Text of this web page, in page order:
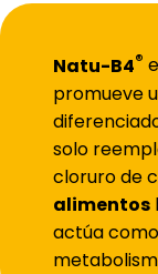
Natu-B4®
promueve
solo
cloruro de
alimentos
actúa